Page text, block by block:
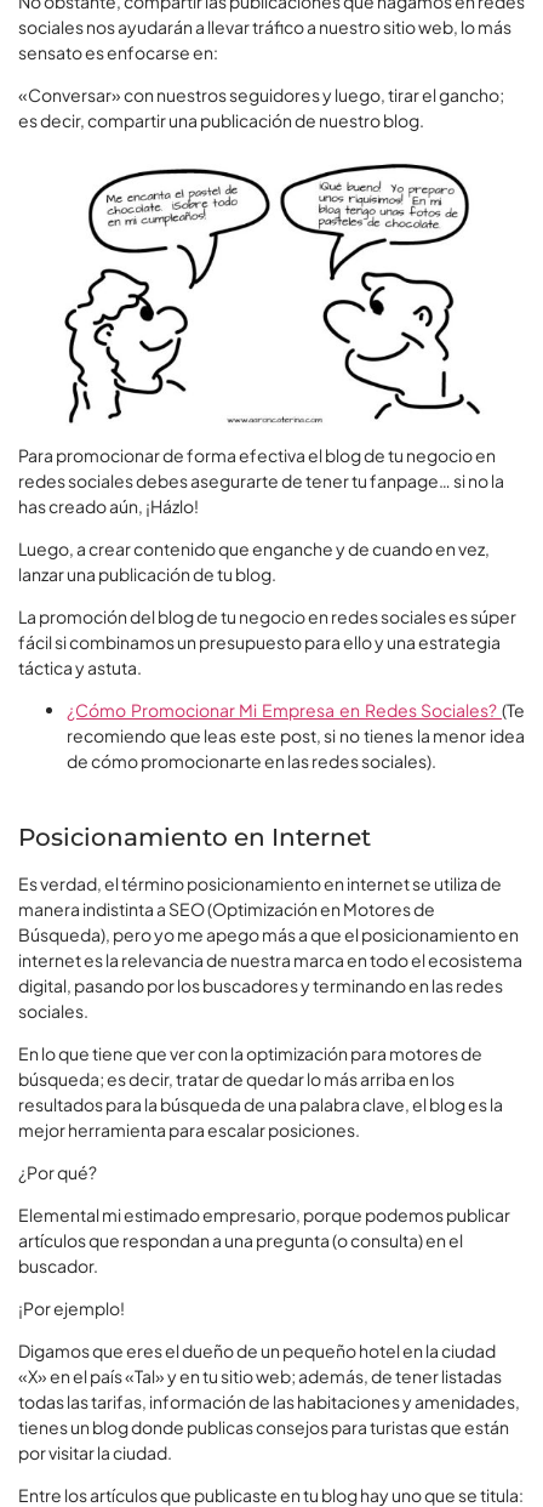
sociales nos ayudarán a llevar tráfico a nuestro sitio web, lo más
sensato es enfocarse en:
«Conversar» con nuestros seguidores y luego, tirar el gancho;
es decir, compartir una publicación de nuestro blog.
Para promocionar de forma efectiva el blog de tu negocio en
redes sociales debes asegurarte de tener tu fanpage… si no la
has creado aún, ¡Házlo!
Luego, a crear contenido que enganche y de cuando en vez,
lanzar una publicación de tu blog.
La promoción del blog de tu negocio en redes sociales es súper
fácil si combinamos un presupuesto para ello y una estrategia
táctica y astuta.
¿Cómo Promocionar Mi Empresa en Redes Sociales? (Te
recomiendo que leas este post, si no tienes la menor idea
de cómo promocionarte en las redes sociales).
Posicionamiento en Internet
Es verdad, el término posicionamiento en internet se utiliza de
manera indistinta a SEO (Optimización en Motores de
Búsqueda), pero yo me apego más a que el posicionamiento en
internet es la relevancia de nuestra marca en todo el ecosistema
digital, pasando por los buscadores y terminando en las redes
sociales.
En lo que tiene que ver con la optimización para motores de
búsqueda; es decir, tratar de quedar lo más arriba en los
resultados para la búsqueda de una palabra clave, el blog es la
mejor herramienta para escalar posiciones.
¿Por qué?
Elemental mi estimado empresario, porque podemos publicar
artículos que respondan a una pregunta (o consulta) en el
buscador.
¡Por ejemplo!
Digamos que eres el dueño de un pequeño hotel en la ciudad
«X» en el país «Tal» y en tu sitio web; además, de tener listadas
todas las tarifas, información de las habitaciones y amenidades,
tienes un blog donde publicas consejos para turistas que están
por visitar la ciudad.
Entre los artículos que publicaste en tu blog hay uno que se titula: